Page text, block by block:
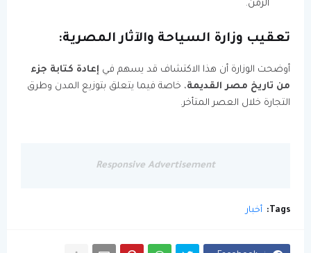
الزمن.
تعقيب وزارة السياحة والآثار المصرية:
أوضحت الوزارة أن هذا الاكتشاف قد يسهم في إعادة كتابة جزء
من تاريخ مصر القديمة، خاصة فيما يتعلق بتوزيع المدن وطرق
التجارة خلال العصر المتأخر.
Responsive Advertisement
Tags: أخبار